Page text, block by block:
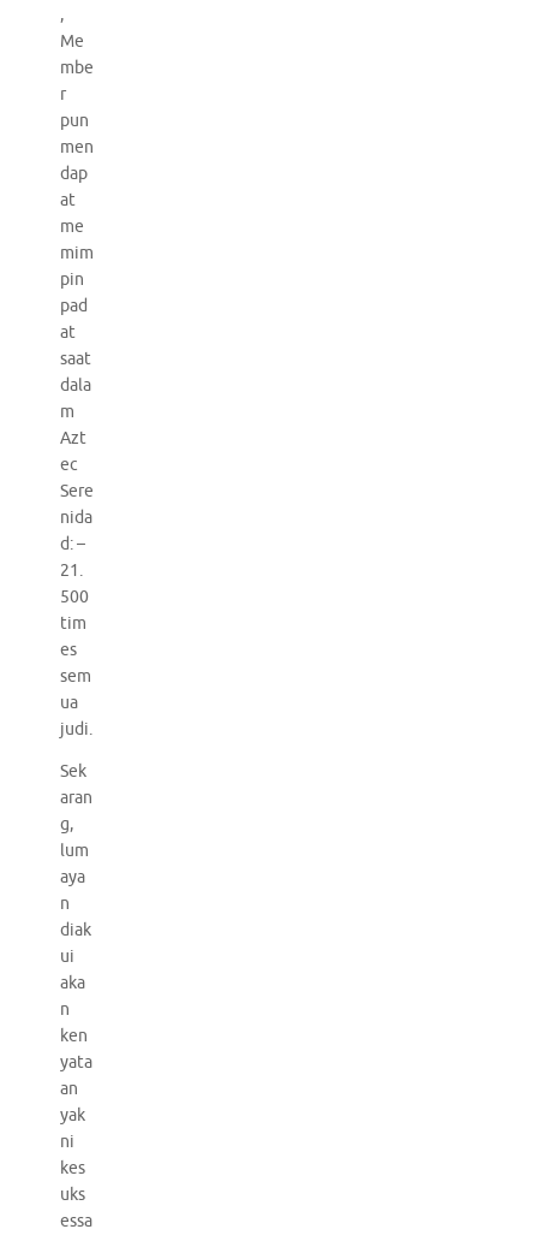
,
Me
mbe
r
pun
men
dap
at
me
mim
pin
pad
at
saat
dala
m
Azt
ec
Sere
nida
d: –
21.
500
tim
es
sem
ua
judi.
Sek
aran
g,
lum
aya
n
diak
ui
aka
n
ken
yata
an
yak
ni
kes
uks
essa